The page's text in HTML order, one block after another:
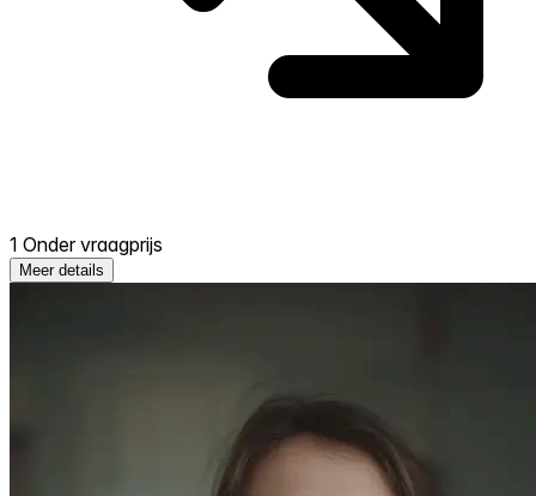
1 Onder vraagprijs
Meer details